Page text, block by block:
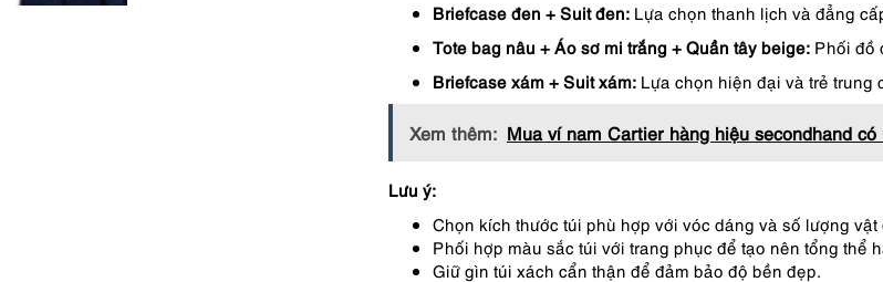
Briefcase đen + Suit đen: Lựa chọn thanh lịch và đẳng
Tote bag nâu + Áo sơ mi trắng + Quần tây beige: Phối đồ
Briefcase xám + Suit xám: Lựa chọn hiện đại và trẻ trung
Xem thêm: Mua ví nam Cartier hàng hiệu secondhand
Lưu ý:
Chọn kích thước túi phù hợp với vóc dáng và số lượng
Phối hợp màu sắc túi với trang phục để tạo nên tổng thể
Giữ gìn túi xách cẩn thận để đảm bảo độ bền đẹp.